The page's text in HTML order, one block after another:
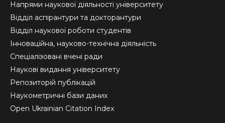
Напрями наукової діяльності університету
Відділ аспірантури та докторантури
Відділ наукової роботи студентів
Інноваційна, науково-технічна діяльність
Спеціалізовані вчені ради
Наукові видання університету
Репозиторій публікацій
Наукометричні бази даних
Open Ukrainian Citation Index